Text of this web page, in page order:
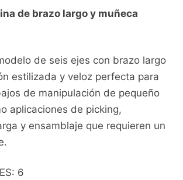
de brazo largo y muñeca
de seis ejes con brazo largo
estilizada y veloz perfecta para
de manipulación de pequeño
aplicaciones de picking,
y ensamblaje que requieren un
6